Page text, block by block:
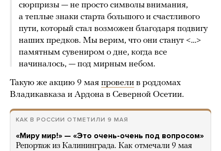
сюрпризы — не просто символы внимания,
а теплые знаки старта большого и счастливого
пути, который стал возможен благодаря подвигу
наших предков. Мы верим, что они станут <…>
памятным сувениром о дне, когда все
начиналось, — под мирным небом.
Такую же акцию 9 мая провели в роддомах
Владикавказа и Ардона в Северной Осетии.
КАК В РОССИИ ОТМЕТИЛИ 9 МАЯ
«Миру мир!» — «Это очень-очень под вопросом»
Репортаж из Калининграда. Как отмечали 9 мая